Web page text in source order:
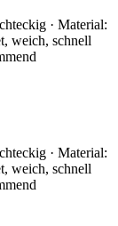
· Material:
weich, schnell
· Material:
weich, schnell